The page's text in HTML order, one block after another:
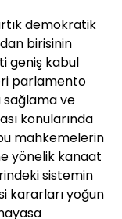
demokratik
birisinin
geniş kabul
parlamento
sağlama ve
konularında
mahkemelerin
yönelik kanaat
sistemin
kararları yoğun